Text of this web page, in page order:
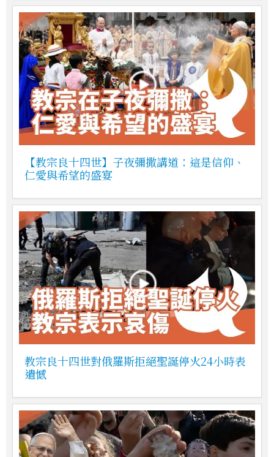
【教宗良十四世】子夜彌撒講道：這是信仰、
仁愛與希望的盛宴
教宗良十四世對俄羅斯拒絕聖誕停火24小時表
遺憾